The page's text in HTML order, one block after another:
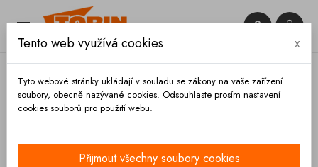
 

RENAULT T 2013-
Tento web využívá cookies x
Tyto webové stránky ukládají v souladu se zákony na vaše zařízení
soubory, obecně nazývané cookies. Odsouhlaste prosím nastavení
cookies souborů pro použití webu.
Přijmout všechny soubory cookies